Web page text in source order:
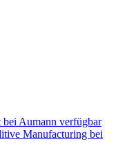
Aumann verfügbar
Manufacturing bei